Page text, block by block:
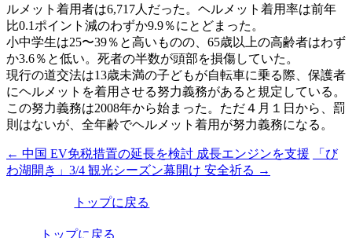
ルメット着用者は6,717人だった。ヘルメット着用率は前年
比0.1ポイント減のわずか9.9％にとどまった。
小中学生は25〜39％と高いものの、65歳以上の高齢者はわず
か3.6％と低い。死者の半数が頭部を損傷していた。
現行の道交法は13歳未満の子どもが自転車に乗る際、保護者
にヘルメットを着用させる努力義務があると規定している。
この努力義務は2008年から始まった。ただ４月１日から、罰
則はないが、全年齢でヘルメット着用が努力義務になる。
投
稿
← 中国 EV免税措置の延長を検討 成長エンジンを支援
「び
わ湖開き」3/4 観光シーズン幕開け 安全祈る →
トップに戻る
トップに戻る